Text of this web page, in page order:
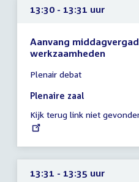
13:30 - 13:31 uur
Aanvang
werkzaamheden
vergadering
13:30
13:31
uur
Plenair debat
Plenaire zaal
Kijk terug link niet
13:31 - 13:35 uur